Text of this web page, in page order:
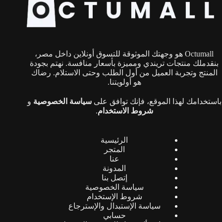
يمكن
اختيار
المنتج
Octumall هو وجهتك الموثوقة للتسوق أونلاين داخل مصر،
بنقدملك منتجات تريندي ومميزة بأسعار منافسة. نهتم بجودة
المنتج وتجربة العميل من أول الطلب وحتى الاستلام. رضاك
هو أولويتنا.
باستخدامك لهذا الموقع، فإنك توافق علىسياسة الخصوصية و
شروط الاستخدام.
الرئيسية
المتجر
عنا
المدونة
إتصل بنا
سياسة الخصوصية
شروط الإستخدام
سياسة الإستبدال والإسترجاع
حسابي